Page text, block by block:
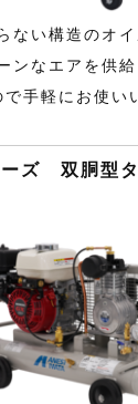
ない構造のオ
ンなエアを供給
手軽にお使い
ズ 双胴型タ